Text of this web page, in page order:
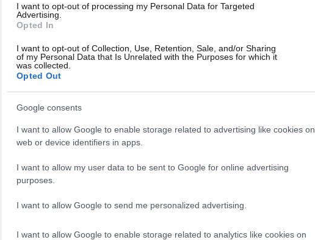
I want to opt-out of processing my Personal Data for Targeted
Advertising.
Opted In
I want to opt-out of Collection, Use, Retention, Sale, and/or Sharing
of my Personal Data that Is Unrelated with the Purposes for which it
was collected.
Opted Out
Google consents
I want to allow Google to enable storage related to advertising like cookies on
web or device identifiers in apps.
I want to allow my user data to be sent to Google for online advertising
purposes.
I want to allow Google to send me personalized advertising.
I want to allow Google to enable storage related to analytics like cookies on